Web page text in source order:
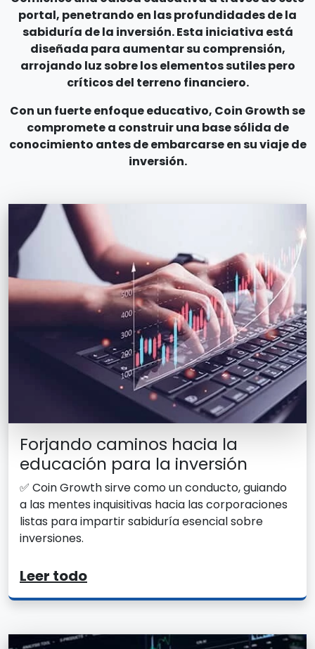
portal, penetrando en las profundidades de la
sabiduría de la inversión. Esta iniciativa está
diseñada para aumentar su comprensión,
arrojando luz sobre los elementos sutiles pero
críticos del terreno financiero.
Con un fuerte enfoque educativo, Coin Growth se
compromete a construir una base sólida de
conocimiento antes de embarcarse en su viaje de
inversión.
Forjando caminos hacia la
educación para la inversión
✅ Coin Growth sirve como un conducto, guiando
a las mentes inquisitivas hacia las corporaciones
listas para impartir sabiduría esencial sobre
inversiones.
Leer todo